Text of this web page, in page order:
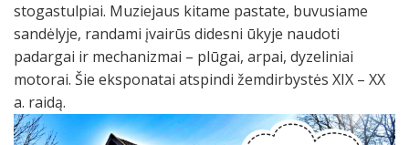
stogastulpiai. Muziejaus kitame pastate, buvusiame
sandėlyje, randami įvairūs didesni ūkyje naudoti
padargai ir mechanizmai – plūgai, arpai, dyzeliniai
motorai. Šie eksponatai atspindi žemdirbystės XIX – XX
a. raidą.